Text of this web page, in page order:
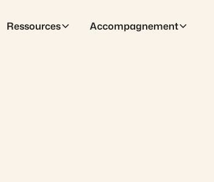
Ressources Accompagnement